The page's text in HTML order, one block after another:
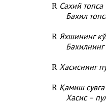
R Сахий топса
Бахил
R Яхшининг
Бахилнинг
R Хасиснинг
R Қамиш сувга
Хасис –